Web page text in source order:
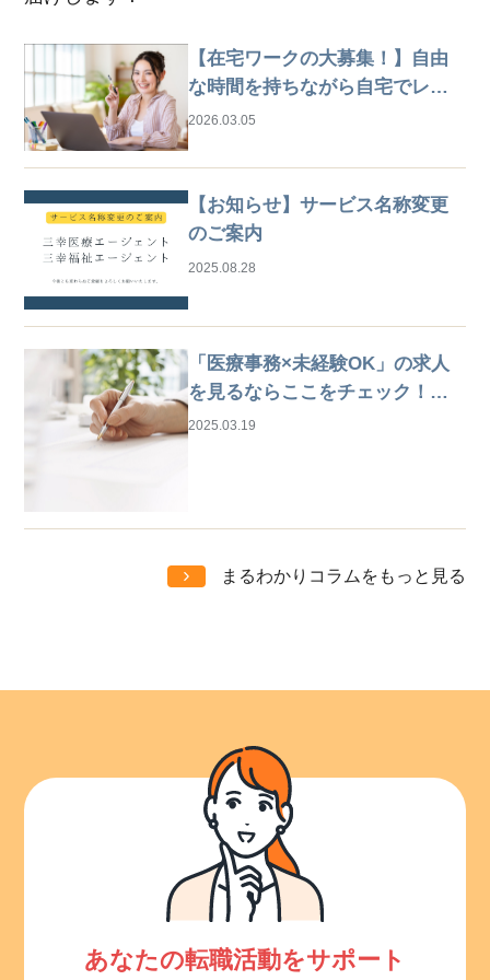
【在宅ワークの大募集！】自由
な時間を持ちながら自宅でレセ
プト業務
2026.03.05
【お知らせ】サービス名称変更
のご案内
2025.08.28
「医療事務×未経験OK」の求人
を見るならここをチェック！は
じめての仕事探しガイド
2025.03.19
まるわかりコラムをもっと見る
あなたの転職活動をサポート